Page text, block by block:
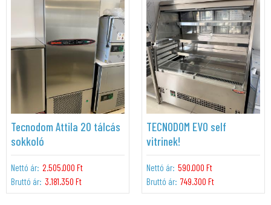
Tecnodom Attila 20 tálcás
sokkoló
Nettó ár: 2.505.000 Ft
Bruttó ár: 3.181.350 Ft
TECNODOM EVO self
vitrinek!
Nettó ár: 590.000 Ft
Bruttó ár: 749.300 Ft